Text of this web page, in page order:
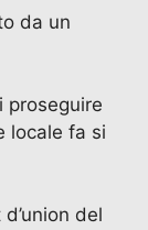
da un
proseguire
locale fa si
del